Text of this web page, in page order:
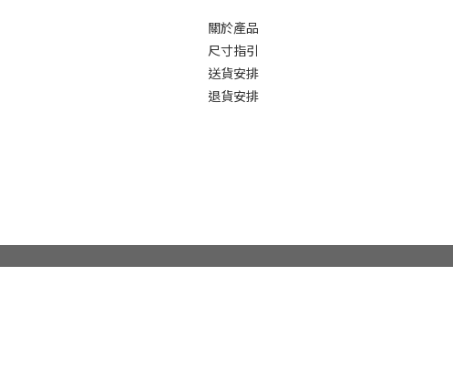
關於產品
尺寸指引
送貨安排
退貨安排